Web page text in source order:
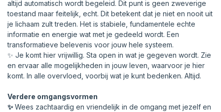
altijd automatisch wordt begeleid. Dit punt is geen zweverige
toestand maar feitelijk, echt. Dit betekent dat je niet en nooit uit
je lichaam zult treden. Het is stabiele, fundamentele echte
informatie en energie wat met je gedeeld wordt. Een
transformatieve belevenis voor jouw hele systeem.
✨ Je komt hier vrijwillig. Sta open in wat je gegeven wordt. Zie
en ervaar alle mogelijkheden in jouw leven, waarvoor je hier
komt. In alle overvloed, voorbij wat je kunt bedenken. Altijd.
Verdere omgangsvormen
✨Wees zachtaardig en vriendelijk in de omgang met jezelf en